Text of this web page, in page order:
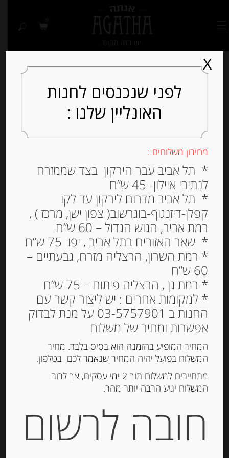
Out of
ג’ל AGRIMONTANA
משמש
38.00
המלאי אזל
לפני שנכנסים לחנות
האונליין שלנו :
מחירון משלוחים :
* תל אביב עבר הירקון בצד שממזרח
לנתיבי איילון- 45 ש”ח
* תל אביב מדרום לירקון עד לקו
קפלן-דיזנגוף-בוגרשוב( צפון ישן, מרכז ) ,
רמת אביב, הגוש הגדול – 60 ש”ח
* שאר האזורים בתל אביב , יפו 75 ש”ח
* רמת השרון, הרצליה מזרח, גבעתיים –
60 ש”ח
* רמת גן , הרצליה פיתוח – 75 ש”ח
* למקומות אחרים : יש ליצור קשר עם
החנות ב 03-5757901 על מנת לבדוק
אפשרות ומחיר של משלוח
המחיר המופיע בהזמנה הוא בסיס בלבד. מחיר
המשלוח בפועל יהיה המחיר שנאמר לכם בטלפון.
מתחייבים למשלוח תוך 2 ימי עסקים, אך לרוב
המשלוח יגיע הרבה יותר מהר.
חובה לרשום
X